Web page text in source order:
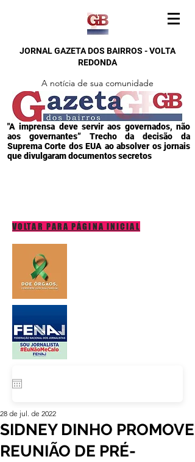
JORNAL GAZETA DOS BAIRROS - VOLTA
REDONDA
A notícia de sua comunidade
"A imprensa deve servir aos governados, não
aos governantes” Trecho da decisão da
Suprema Corte dos EUA ao absolver os jornais
que divulgaram documentos secretos
VOLTAR PARA PÁGINA INICIAL
SIDNEY DINHO PROMOVE
REUNIÃO DE PRÉ-
28 de jul. de 2022